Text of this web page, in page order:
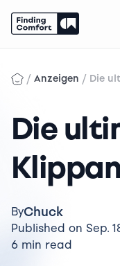
content
/ Anzeigen / Die
Die
ByChuck
Published on Sep.
6 min read